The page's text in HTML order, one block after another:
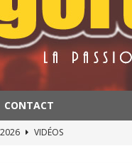
CONTACT
VIDÉOS